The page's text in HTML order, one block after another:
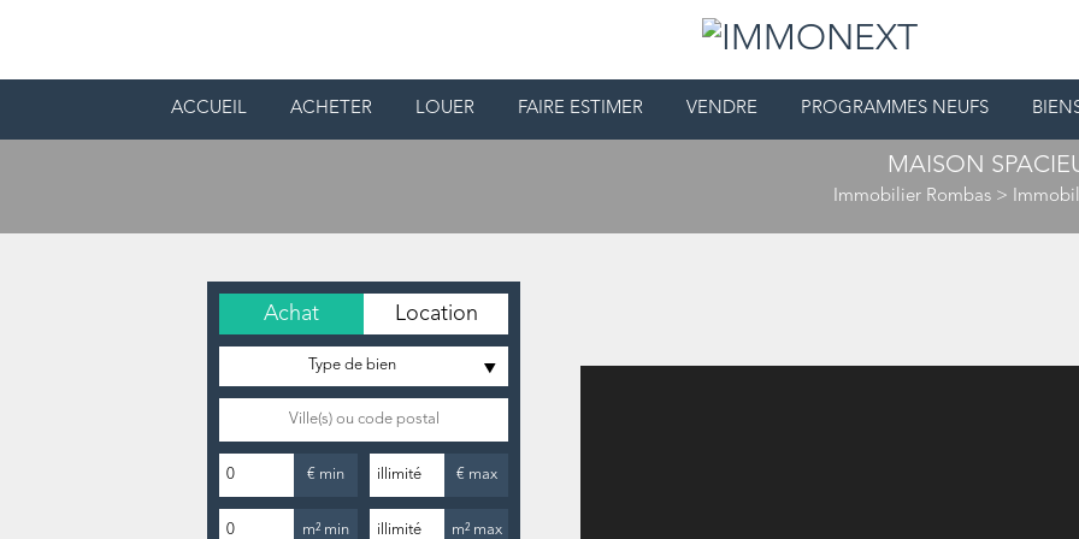
ACCUEIL ACHETER LOUER FAIRE ESTIMER VENDRE PROGRAMMES NEUFS
MAISON
Immobilier Rombas >
Achat Location
Type de bien
€ min € max
m² min m² max